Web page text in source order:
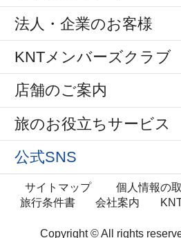
法人・企業のお客様
KNTメンバーズクラブ
店舗のご案内
旅のお役立ちサービス
公式SNS
サイトマップ 個人情報の
旅行条件書
会社案内
Copyright © All rights